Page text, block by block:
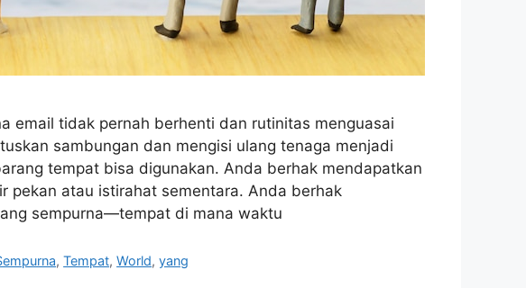
email tidak pernah berhenti dan rutinitas menguasai
sambungan dan mengisi ulang tenaga menjadi
tempat bisa digunakan. Anda berhak mendapatkan
pekan atau istirahat sementara. Anda berhak
sempurna—tempat di mana waktu
,Tempat,World,yang